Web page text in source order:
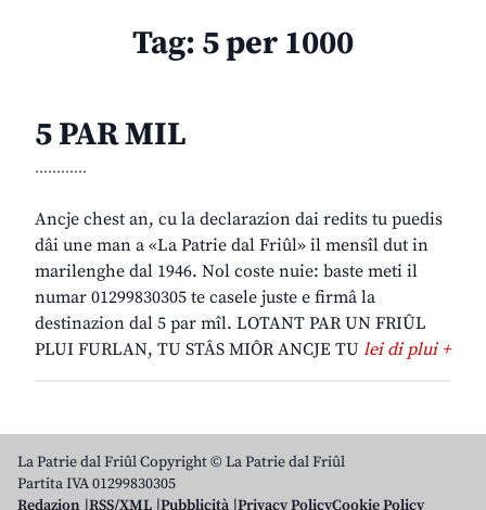
Tag: 5 per 1000
5 PAR MIL
............
Ancje chest an, cu la declarazion dai redits tu puedis
dâi une man a «La Patrie dal Friûl» il mensîl dut in
marilenghe dal 1946. Nol coste nuie: baste meti il
numar 01299830305 te casele juste e firmâ la
destinazion dal 5 par mîl. LOTANT PAR UN FRIÛL
PLUI FURLAN, TU STÂS MIÔR ANCJE TU lei di plui +
La Patrie dal Friûl Copyright © La Patrie dal Friûl
Partita IVA 01299830305
Redazion RSS/XML Pubblicità Privacy PolicyCookie Policy